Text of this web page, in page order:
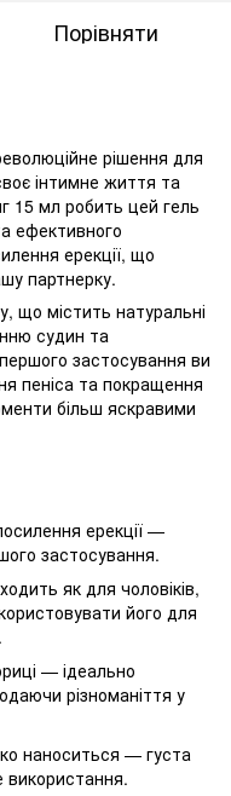
Порівняти
рішення для
інтимне життя та
15 мл робить цей гель
ефективного
ерекції, що
партнерку.
що містить натуральні
судин та
застосування ви
пеніса та покращення
більш яскравими
ерекції —
застосування.
як для чоловіків,
його для
— ідеально
різноманіття у
наноситься — густа
використання.